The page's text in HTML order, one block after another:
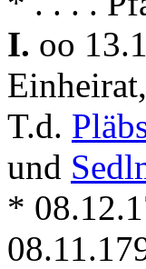
I. oo
T.d.
und
*